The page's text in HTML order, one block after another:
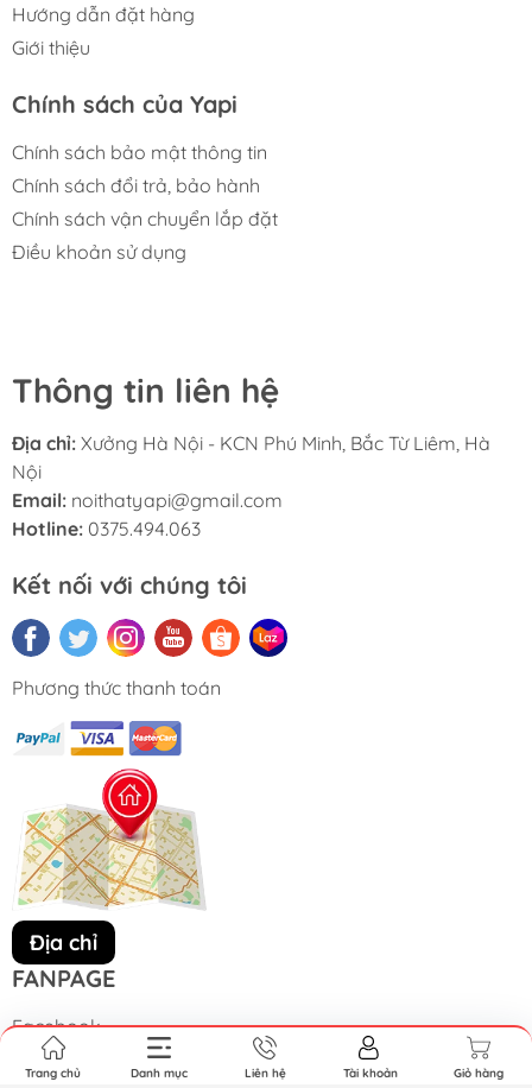
Hướng dẫn đặt hàng
Giới thiệu
Chính sách của Yapi
Chính sách bảo mật thông tin
Chính sách đổi trả, bảo hành
Chính sách vận chuyển lắp đặt
Điều khoản sử dụng
Thông tin liên hệ
Địa chỉ: Xưởng Hà Nội - KCN Phú Minh, Bắc Từ Liêm, Hà
Nội
Email: noithatyapi@gmail.com
Hotline: 0375.494.063
Kết nối với chúng tôi
Phương thức thanh toán
Địa chỉ
FANPAGE
Facebook
Trang chủ Danh mục Liên hệ Tài khoản Giỏ hàng